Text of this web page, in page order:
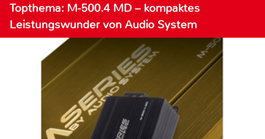
Topthema: M-500.4 MD – kompaktes
Leistungswunder von Audio System